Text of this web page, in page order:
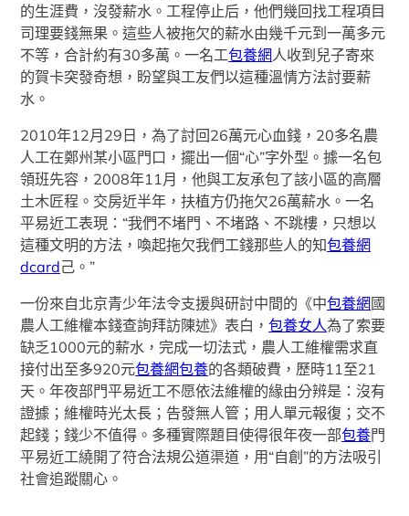
的生涯費，沒發薪水。工程停止后，他們幾回找工程項目
司理要錢無果。這些人被拖欠的薪水由幾千元到一萬多元
不等，合計約有30多萬。一名工包養網人收到兒子寄來
的賀卡突發奇想，盼望與工友們以這種溫情方法討要薪
水。
2010年12月29日，為了討回26萬元心血錢，20多名農
人工在鄭州某小區門口，擺出一個“心”字外型。據一名包
領班先容，2008年11月，他與工友承包了該小區的高層
土木匠程。交房近半年，扶植方仍拖欠26萬薪水。一名
平易近工表現：“我們不堵門、不堵路、不跳樓，只想以
這種文明的方法，喚起拖欠我們工錢那些人的知包養網
dcard己。”
一份來自北京青少年法令支援與研討中間的《中包養網 國
農人工維權本錢查詢拜訪陳述》表白，包養女人為了索要
缺乏1000元的薪水，完成一切法式，農人工維權需求直
接付出至多920元包養網包養的各類破費，歷時11至21
天。年夜部門平易近工不愿依法維權的緣由分辨是：沒有
證據；維權時光太長；告發無人管；用人單元報復；交不
起錢；錢少不值得。多種實際題目使得很年夜一部包養門
平易近工繞開了符合法規公道渠道，用“自創”的方法吸引
社會追蹤關心。